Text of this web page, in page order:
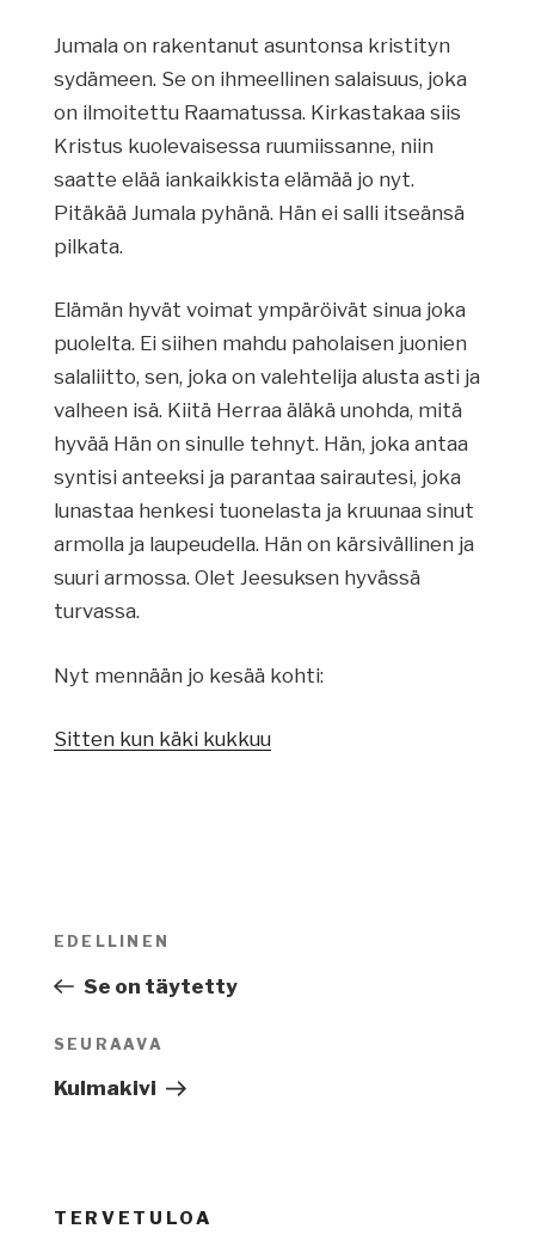
Jumala on rakentanut asuntonsa kristityn
sydämeen. Se on ihmeellinen salaisuus, joka
on ilmoitettu Raamatussa. Kirkastakaa siis
Kristus kuolevaisessa ruumiissanne, niin
saatte elää iankaikkista elämää jo nyt.
Pitäkää Jumala pyhänä. Hän ei salli itseänsä
pilkata.
Elämän hyvät voimat ympäröivät sinua joka
puolelta. Ei siihen mahdu paholaisen juonien
salaliitto, sen, joka on valehtelija alusta asti ja
valheen isä. Kiitä Herraa äläkä unohda, mitä
hyvää Hän on sinulle tehnyt. Hän, joka antaa
syntisi anteeksi ja parantaa sairautesi, joka
lunastaa henkesi tuonelasta ja kruunaa sinut
armolla ja laupeudella. Hän on kärsivällinen ja
suuri armossa. Olet Jeesuksen hyvässä
turvassa.
Nyt mennään jo kesää kohti:
Sitten kun käki kukkuu
Artikkelien
Edellinen
artikkeli
EDELLINEN
Se on täytetty
Seuraava
artikkeli
SEURAAVA
Kulmakivi
TERVETULOA